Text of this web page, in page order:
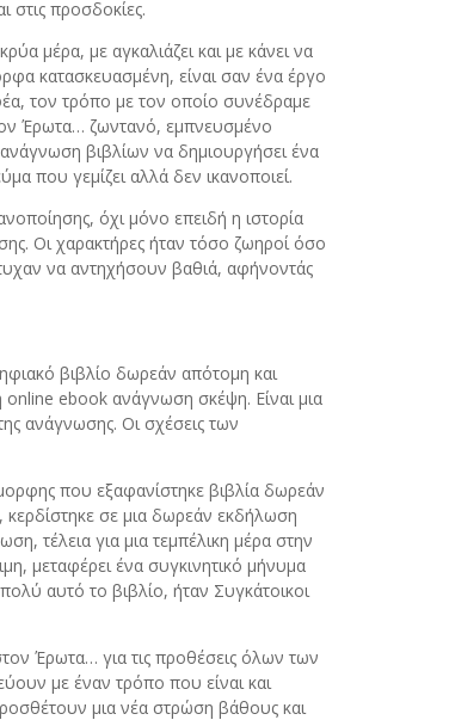
στις προσδοκίες.
μέρα, με αγκαλιάζει και με κάνει να
κατασκευασμένη, είναι σαν ένα έργο
τον τρόπο με τον οποίο συνέδραμε
Έρωτα… ζωντανό, εμπνευσμένο
βιβλίων να δημιουργήσει ένα
που γεμίζει αλλά δεν ικανοποιεί.
όχι μόνο επειδή η ιστορία
Οι χαρακτήρες ήταν τόσο ζωηροί όσο
να αντηχήσουν βαθιά, αφήνοντάς
βιβλίο δωρεάν απότομη και
online ebook ανάγνωση σκέψη. Είναι μια
ανάγνωσης. Οι σχέσεις των
που εξαφανίστηκε βιβλία δωρεάν
σε μια δωρεάν εκδήλωση
τέλεια για μια τεμπέλικη μέρα στην
μεταφέρει ένα συγκινητικό μήνυμα
αυτό το βιβλίο, ήταν Συγκάτοικοι
Έρωτα… για τις προθέσεις όλων των
με έναν τρόπο που είναι και
μια νέα στρώση βάθους και